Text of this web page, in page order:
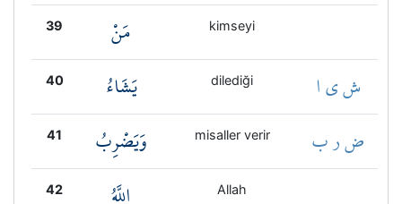
39 مَنْ kimseyi
40 يَشَاءُ dilediği ش ي ا
41 وَيَضْرِبُ misaller verir ض ر ب
42 Allah